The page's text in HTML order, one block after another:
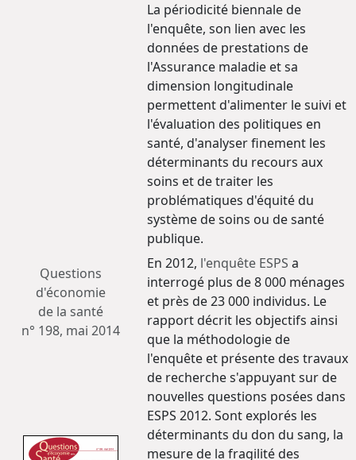
La périodicité biennale de
l'enquête, son lien avec les
données de prestations de
l'Assurance maladie et sa
dimension longitudinale
permettent d'alimenter le suivi et
l'évaluation des politiques en
santé, d'analyser finement les
déterminants du recours aux
soins et de traiter les
problématiques d'équité du
système de soins ou de santé
publique.
En 2012, l'enquête ESPS a
interrogé plus de 8 000 ménages
et près de 23 000 individus. Le
rapport décrit les objectifs ainsi
que la méthodologie de
l'enquête et présente des travaux
de recherche s'appuyant sur de
nouvelles questions posées dans
ESPS 2012. Sont explorés les
déterminants du don du sang, la
mesure de la fragilité des
Questions
d'économie
de la santé
n° 198, mai 2014